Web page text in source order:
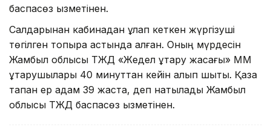
баспасөз қызметінен.
Салдарынан кабинадан құлап кеткен жүргізуші
төгілген топырақ астында қалған. Оның мүрдесін
Жамбыл облысы ТЖД «Жедел құтқару жасағы» ММ
құтқарушылары 40 минуттан кейін алып шықты. Қаза
тапқан ер адам 39 жаста, деп нақтылады Жамбыл
облысы ТЖД баспасөз қызметінен.